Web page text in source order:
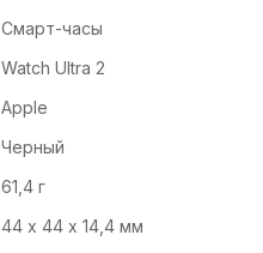
Смарт-часы
Watch Ultra 2
Apple
Черный
61,4 г
44 х 44 х 14,4 мм